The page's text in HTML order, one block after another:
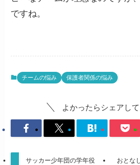
ですね。
チームの悩み 保護者関係の悩み
よかったらシェアして
サッカー少年団の学年役
おとな